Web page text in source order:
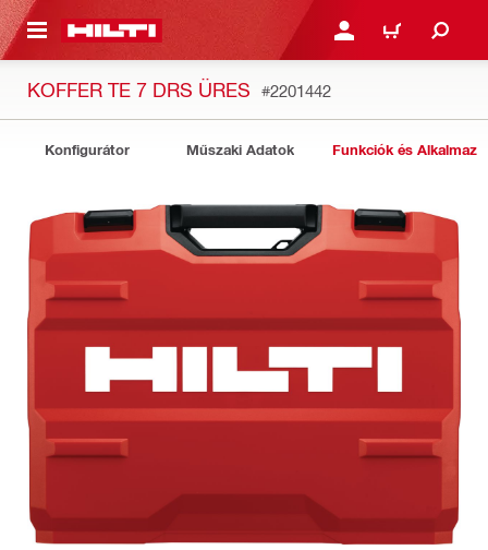
TARTALOMRA BEJELENTKEZÉS VAGY
KOSÁR
KOFFER TE 7 DRS ÜRES #2201442
Konfigurátor Műszaki Adatok Funkciók és